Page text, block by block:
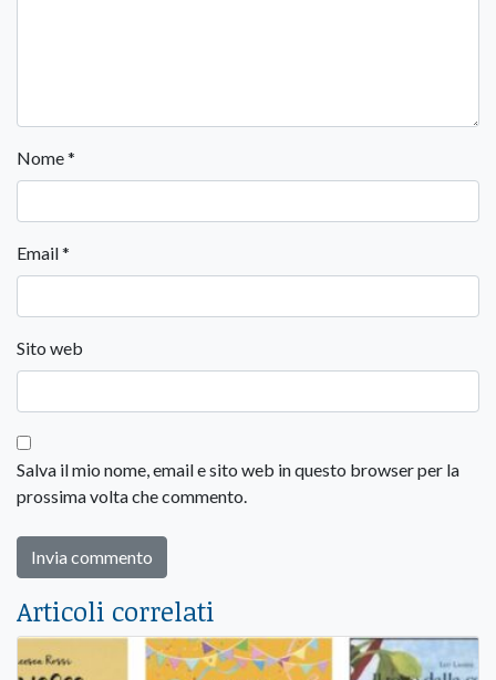
Nome*
Email*
Sito web
Salva il mio nome, email e sito web in questo browser per la
prossima volta che commento.
Articoli correlati